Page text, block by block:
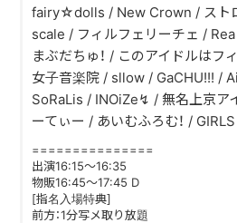
YOUTUBE
CONTACT
fairy☆dolls / New Crown / スト
scale / フィルフェリーチェ /
まぶだちゅ！ / このアイドルはフ
女子音楽院 / sllow / GaCHU!!! /
SoRaLis / INOiZe↯ / 無名上京ア
ーてぃー / あいむふろむ！ /
===============
出演16:15～16:35
物販16:45～17:45 D
[指名入場特典]
前方：1分写メ取り放題